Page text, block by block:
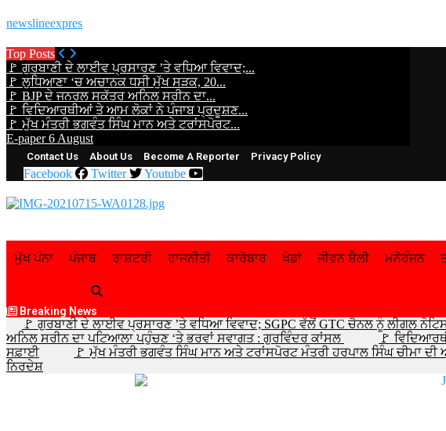
newslineexpres
Top Posts
🚩 ਗੁਰਬਾਣੀ ਦੇ ਲਾਈਵ ਪ੍ਰਸਾਰਣ ’ਤੇ ਵਧਿਆ ਵਿਵਾਦ;...
🚩 ਲੁਧਿਆਣਾ ‘ਚ ਅਚਾਨਕ ਧਸੀ ਮੁੱਖ ਸੜਕ, 20...
🚩 BJP ਦੇ ਜਨਰਲ ਸਕੱਤਰ ਅਨਿਲ ਸਰੀਨ ਦਾ...
🚩 ਵਿਦਿਆਰਥੀਆਂ ਤੇ ਆਮ ਲੋਕਾਂ ਨੇ ਪੰਜਾਬ ਪ੍ਰਦੂਸ਼ਣ...
🚩 ਮੁੱਖ ਮੰਤਰੀ ਭਗਵੰਤ ਸਿੰਘ ਮਾਨ ਅਤੇ ਟਰਾਂਸਪੋਰਟ...
E-paper 6 August
Contact Us About Us Become A Reporter Privacy Policy
Facebook Twitter Youtube
ਮੁੱਖ ਪੰਨਾ ਪੰਜਾਬ ਰਾਸ਼ਟਰੀ ਰਾਜਨੀਤੀ ਕਾਰੋਬਾਰ ਖੇਡਾਂ ਜੀਵਨ ਸ਼ੈਲੀ ਮਨੋਰੰਜਨ
Breaking News
🚩 ਗੁਰਬਾਣੀ ਦੇ ਲਾਈਵ ਪ੍ਰਸਾਰਣ ’ਤੇ ਵਧਿਆ ਵਿਵਾਦ; SGPC ਵੱਲੋਂ GTC ਚੈਨਲ ਨੂੰ ਲੀਗਲ
ਅਨਿਲ ਸਰੀਨ ਦਾ ਪਟਿਆਲਾ ਪਹੁੰਚਣ ‘ਤੇ ਭਰਵਾਂ ਸਵਾਗਤ : ਗੁਰਵਿੰਦਰ ਕਾਂਸਲ
🚩
ਸਫ਼ਾਈ
🚩 ਮੁੱਖ ਮੰਤਰੀ ਭਗਵੰਤ ਸਿੰਘ ਮਾਨ ਅਤੇ ਟਰਾਂਸਪੋਰਟ ਮੰਤਰੀ ਹਰਪਾਲ ਸਿੰਘ ਚੀਮਾ
ਨਿਰਦੇਸ਼